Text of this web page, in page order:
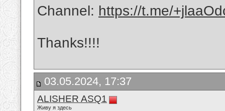
Channel: https://t.me/
Thanks!!!!
03.05.2024, 17:37
ALISHER ASQ1
Живу я здесь